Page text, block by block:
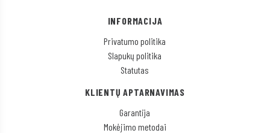
INFORMACIJA
Privatumo politika
Slapukų politika
Statutas
KLIENTŲ APTARNAVIMAS
Garantija
Mokėjimo metodai